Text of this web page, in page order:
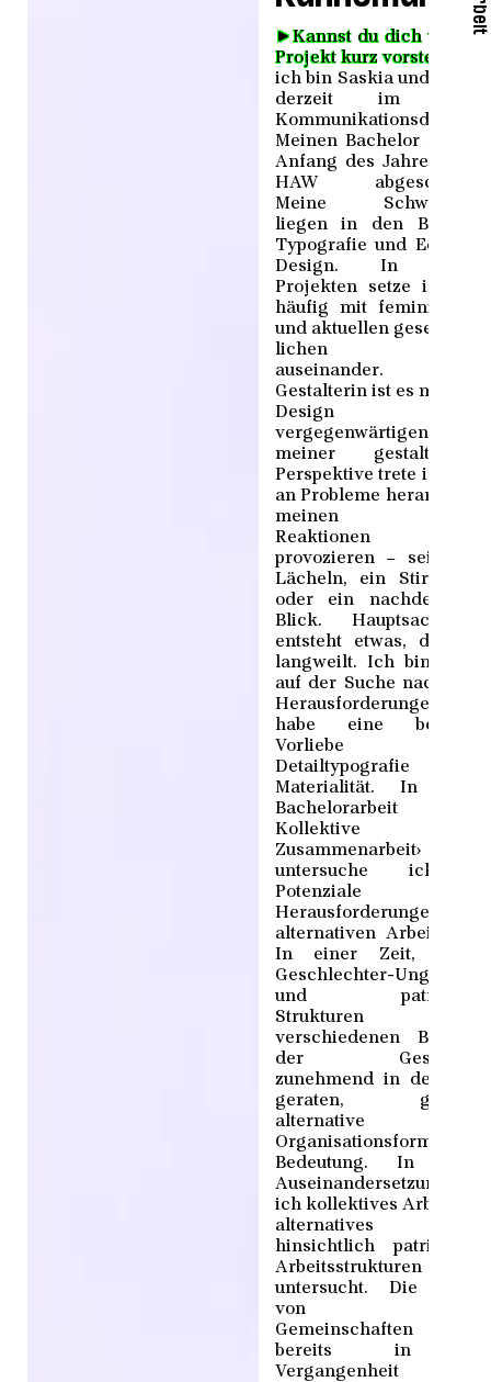
►Kannst du dich und
Projekt kurz vorstellen?
ich bin Saskia und
derzeit im
Kommunikationsdesign.
Meinen Bachelor habe
Anfang des Jahres an
HAW
Meine
liegen in den
Typografie und
Design. In
Projekten setze ich
häufig mit
und aktuellen
lichen
auseinander.
Gestalterin ist es mein
Design
vergegenwärtigen.
meiner
Perspektive trete ich
an Probleme heran, um
meinen
Reaktionen
provozieren – sei es
Lächeln, ein
oder ein
Blick. Hauptsache,
entsteht etwas, das
langweilt. Ich bin
auf der Suche nach
Herausforderungen
habe eine
Vorliebe
Detailtypografie
Materialität. In
Bachelorarbeit
Kollektive
Zusammenarbeit›
untersuche ich
Potenziale
Herausforderungen
alternativen
In einer Zeit, in
Geschlechter-
und
Strukturen
verschiedenen
der
zunehmend in den
geraten,
alternative
Organisationsformen
Bedeutung. In
Auseinandersetzung
ich kollektives Arbeiten
alternatives
hinsichtlich
Arbeitsstrukturen
untersucht. Die
von
Gemeinschaften
bereits in
Vergangenheit